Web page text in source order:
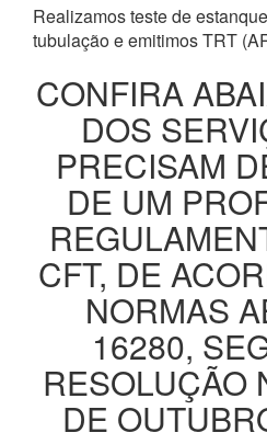
Realizamos teste de
tubulação e emitimos TRT
CONFIRA
DOS
PRECISAM
DE UM
CFT, DE
NORMAS
16280,
RESOLUÇÃO
DE